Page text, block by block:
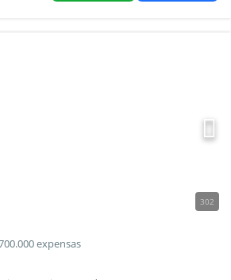
302
expensas